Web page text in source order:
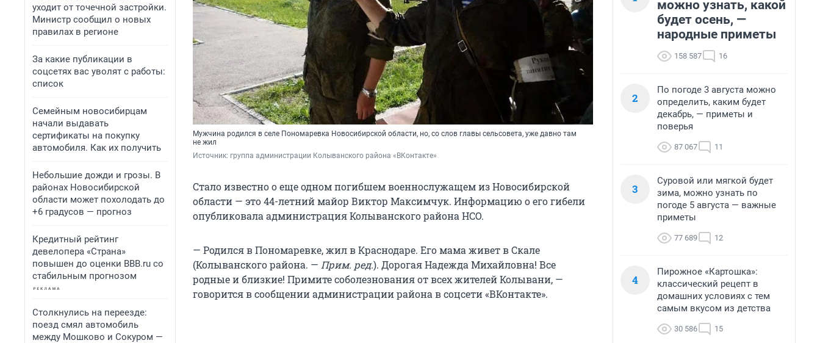
уходит от точечной застройки.
Министр сообщил о новых
правилах в регионе
За какие публикации в
соцсетях вас уволят с работы:
список
Семейным новосибирцам
начали выдавать
сертификаты на покупку
автомобиля. Как их получить
Небольшие дожди и грозы. В
районах Новосибирской
области может похолодать до
+6 градусов — прогноз
Кредитный рейтинг
девелопера «Страна»
повышен до оценки BBB.ru со
стабильным прогнозом
Столкнулись на переезде:
поезд смял автомобиль
между Мошково и Сокуром —
Мужчина родился в селе Пономаревка Новосибирской области, но, со слов главы сельсовета, уже давно там
не жил
Источник: группа администрации Колыванского района «ВКонтакте»
Стало известно о еще одном погибшем военнослужащем из Новосибирской
области — это 44-летний майор Виктор Максимчук. Информацию о его гибели
опубликовала администрация Колыванского района НСО.
— Родился в Пономаревке, жил в Краснодаре. Его мама живет в Скале
(Колыванского района. — Прим. ред.). Дорогая Надежда Михайловна! Все
родные и близкие! Примите соболезнования от всех жителей Колывани, —
говорится в сообщении администрации района в соцсети «ВКонтакте».
можно узнать, какой
будет осень, —
народные приметы
158 587 16
2
По погоде 3 августа можно
определить, каким будет
декабрь, — приметы и
поверья
87 067 11
3
Суровой или мягкой будет
зима, можно узнать по
погоде 5 августа — важные
приметы
77 689 12
4
Пирожное «Картошка»:
классический рецепт в
домашних условиях с тем
самым вкусом из детства
30 586 15